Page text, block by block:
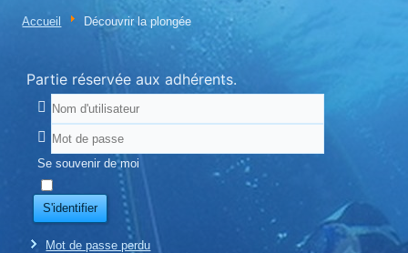
Accueil Découvrir la plongée
Partie réservée aux adhérents.
Se souvenir de moi
S'identifier
Mot de passe perdu